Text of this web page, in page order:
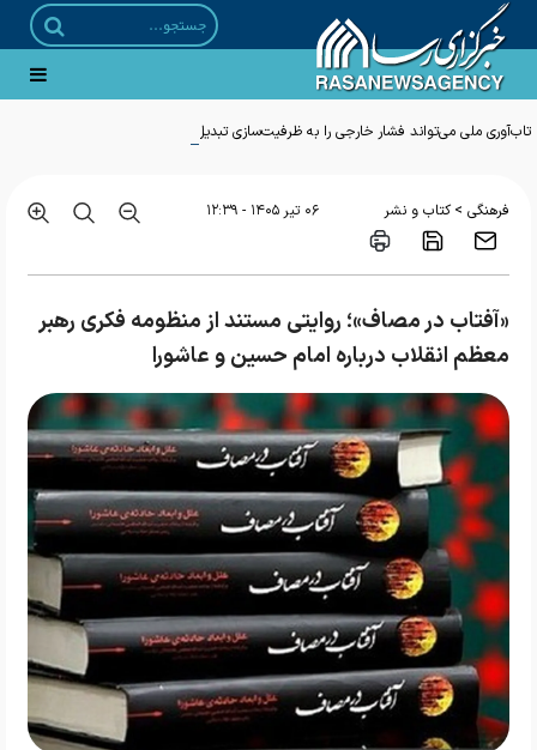
تاب‌آوری ملی می‌تواند فشار خارجی را به ظرفیت‌سازی تبدیل کند
فرهنگی > کتاب و نشر ۰۶ تير ۱۴۰۵ - ۱۲:۳۹
«آفتاب در مصاف»؛ روایتی مستند از منظومه فکری رهبر
معظم انقلاب درباره امام حسین و عاشورا